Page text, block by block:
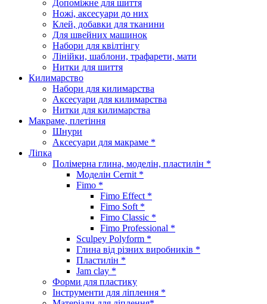
Допоміжне для шиття
Ножі, аксесуари до них
Клей, добавки для тканини
Для швейних машинок
Набори для квілтінгу
Лінійки, шаблони, трафарети, мати
Нитки для шиття
Килимарство
Набори для килимарства
Аксесуари для килимарства
Нитки для килимарства
Макраме, плетіння
Шнури
Аксесуари для макраме *
Ліпка
Полімерна глина, моделін, пластилін *
Моделін Cernit *
Fimo *
Fimo Effect *
Fimo Soft *
Fimo Classic *
Fimo Professional *
Sculpey Polyform *
Глина від різних виробників *
Пластилін *
Jam clay *
Форми для пластику
Інструменти для ліплення *